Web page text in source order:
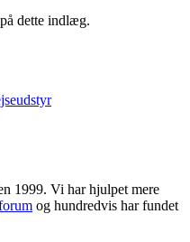
dette indlæg.
1999. Vi har hjulpet mere
og hundredvis har fundet